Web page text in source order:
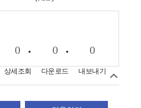
0
상세조회
0
다운로드
0
내보내기